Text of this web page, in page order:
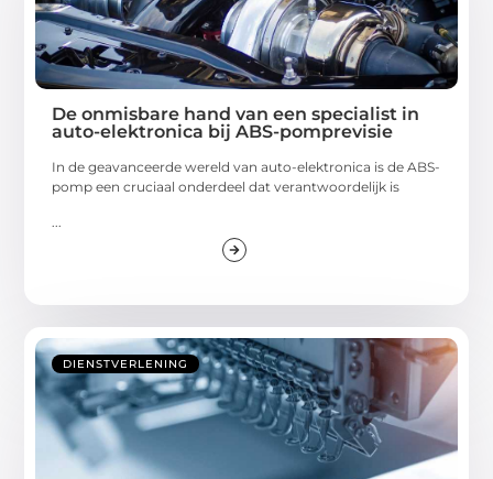
De onmisbare hand van een specialist in
auto-elektronica bij ABS-pomprevisie
In de geavanceerde wereld van auto-elektronica is de ABS-
pomp een cruciaal onderdeel dat verantwoordelijk is
...
DIENSTVERLENING